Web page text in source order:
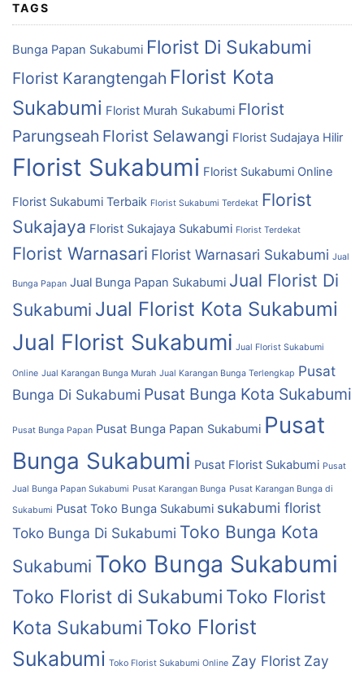
TAGS
Bunga Papan Sukabumi Florist Di Sukabumi
Florist Karangtengah Florist Kota
Sukabumi Florist Murah Sukabumi Florist
Parungseah Florist Selawangi Florist Sudajaya Hilir
Florist Sukabumi Florist Sukabumi Online
Florist Sukabumi Terbaik Florist Sukabumi Terdekat Florist
Sukajaya Florist Sukajaya Sukabumi Florist Terdekat
Florist Warnasari Florist Warnasari Sukabumi Jual
Bunga Papan Jual Bunga Papan Sukabumi Jual Florist Di
Sukabumi Jual Florist Kota Sukabumi
Jual Florist Sukabumi Jual Florist Sukabumi
Online Jual Karangan Bunga Murah Jual Karangan Bunga Terlengkap Pusat
Bunga Di Sukabumi Pusat Bunga Kota Sukabumi
Pusat Bunga Papan Pusat Bunga Papan Sukabumi Pusat
Bunga Sukabumi Pusat Florist Sukabumi Pusat
Jual Bunga Papan Sukabumi Pusat Karangan Bunga Pusat Karangan Bunga di
Sukabumi Pusat Toko Bunga Sukabumi sukabumi florist
Toko Bunga Di Sukabumi Toko Bunga Kota
Sukabumi Toko Bunga Sukabumi
Toko Florist di Sukabumi Toko Florist
Kota Sukabumi Toko Florist
Sukabumi Toko Florist Sukabumi Online Zay Florist Zay